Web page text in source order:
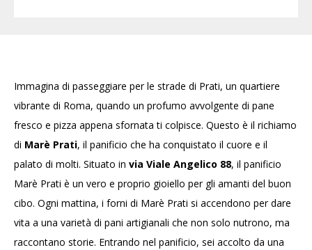
Immagina di passeggiare per le strade di Prati, un quartiere
vibrante di Roma, quando un profumo avvolgente di pane
fresco e pizza appena sfornata ti colpisce. Questo è il richiamo
di Marè Prati, il panificio che ha conquistato il cuore e il
palato di molti. Situato in via Viale Angelico 88, il panificio
Marè Prati è un vero e proprio gioiello per gli amanti del buon
cibo. Ogni mattina, i forni di Marè Prati si accendono per dare
vita a una varietà di pani artigianali che non solo nutrono, ma
raccontano storie. Entrando nel panificio, sei accolto da una